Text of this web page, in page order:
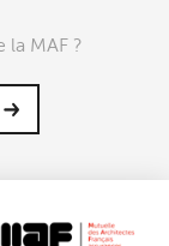
la MAF ?